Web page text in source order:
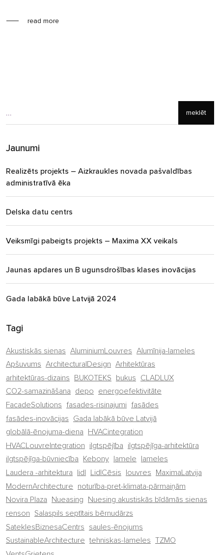
read more
meklēt
Jaunumi
Realizēts projekts – Aizkraukles novada pašvaldības
administratīvā ēka
Delska datu centrs
Veiksmīgi pabeigts projekts – Maxima XX veikals
Jaunas apdares un B ugunsdrošības klases inovācijas
Gada labākā būve Latvijā 2024
Tagi
Akustiskās sienas AluminiumLouvres Alumīnija-lameles
Apšuvums ArchitecturalDesign Arhitektūras
arhitektūras-dizains BUKOTEKS bukus CLADLUX
CO2-samazināšana depo energoefektivitāte
FacadeSolutions fasades-risinajumi fasādes
fasādes-inovācijas Gada labākā būve Latvijā
globālā-ēnojuma-diena HVACintegration
HVACLouvreIntegration ilgtspējība ilgtspējīga-arhitektūra
ilgtspējīga-būvniecība Kebony lamele lameles
Laudera -arhitektura lidl LidlCēsis louvres MaximaLatvija
ModernArchitecture noturība-pret-klimata-pārmaiņām
Novira Plaza Nueasing Nuesing akustiskās bīdāmās sienas
renson Salaspils septītais bērnudārzs
SateklesBiznesaCentrs saules-ēnojums
SustainableArchitecture tehniskas-lameles TZMO